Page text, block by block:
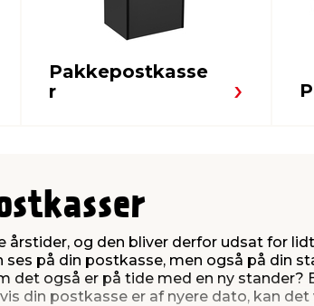
Pakkepostkasse
r
årstider, og den bliver derfor udsat for
på din postkasse, men også på din
det også er på tide med en ny
din postkasse er af nyere dato, kan